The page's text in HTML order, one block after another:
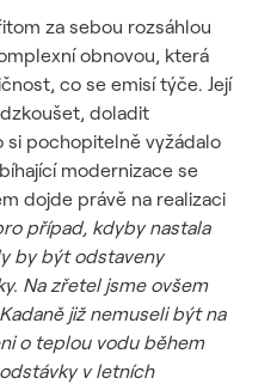
za sebou rozsáhlou
obnovou, která
co se emisí týče. Její
doladit
si pochopitelně vyžádalo
modernizace se
dojde právě na realizaci
případ, kdyby nastala
by být odstaveny
Na zřetel jsme ovšem
již nemuseli být na
o teplou vodu během
v letních